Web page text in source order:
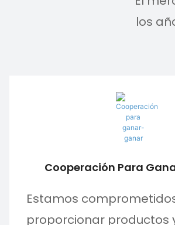
los
Cooperación Para
Estamos
proporcionar productos